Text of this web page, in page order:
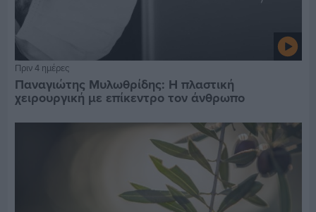
Πριν 4 ημέρες
Παναγιώτης Μυλωθρίδης: Η πλαστική
χειρουργική με επίκεντρο τον άνθρωπο